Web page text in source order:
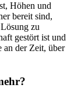
Höhen und
bereit sind,
zu
gestört ist und
an der Zeit, über